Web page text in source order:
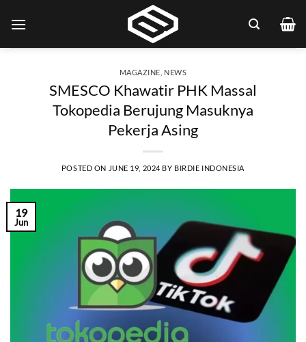
MAGAZINE NEWS
SMESCO Khawatir PHK Massal
Tokopedia Berujung Masuknya
Pekerja Asing
POSTED ON JUNE 19, 2024 BY BIRDIE INDONESIA
19
Jun